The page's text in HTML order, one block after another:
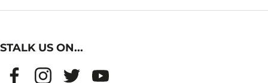
STALK US ON...